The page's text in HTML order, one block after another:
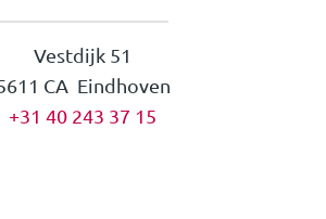
Vestdijk 51
CA Eindhoven
+31 40 243 37 15